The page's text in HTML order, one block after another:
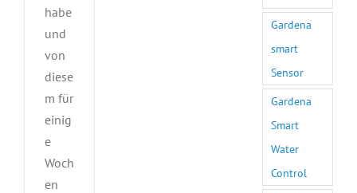
habe
und
von
diese
m für
einig
e
Woch
en
Gardena
smart
Sensor
Gardena
Smart
Water
Control